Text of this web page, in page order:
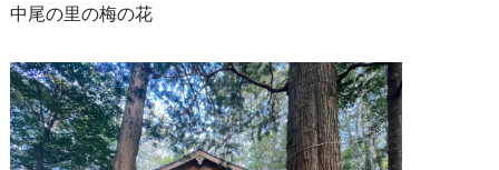
中尾の里の梅の花